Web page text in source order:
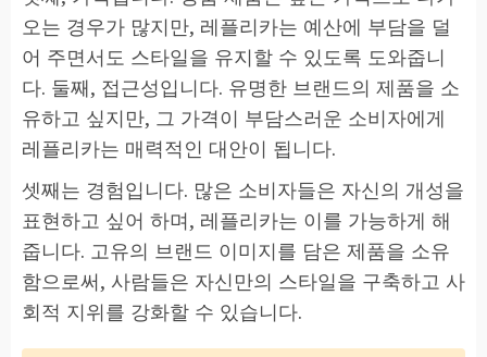
오는 경우가 많지만, 레플리카는 예산에 부담을 덜
어 주면서도 스타일을 유지할 수 있도록 도와줍니
다. 둘째, 접근성입니다. 유명한 브랜드의 제품을 소
유하고 싶지만, 그 가격이 부담스러운 소비자에게
레플리카는 매력적인 대안이 됩니다.
셋째는 경험입니다. 많은 소비자들은 자신의 개성을
표현하고 싶어 하며, 레플리카는 이를 가능하게 해
줍니다. 고유의 브랜드 이미지를 담은 제품을 소유
함으로써, 사람들은 자신만의 스타일을 구축하고 사
회적 지위를 강화할 수 있습니다.